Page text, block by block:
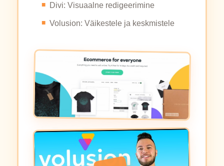
Divi: Visuaalne redigeerimine
Volusion: Väikestele ja keskmistele